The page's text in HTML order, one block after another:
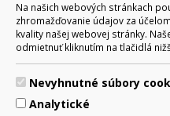
Na našich webových stránkach
zhromažďovanie údajov za
kvality našej webovej stránky.
odmietnuť kliknutím na tlačidlá
Nevyhnutné súbory
Analytické
Slovakia (Slovak Republic)
© 2017 Mesto Brezno,
977 01 Tel.: 048/28 56